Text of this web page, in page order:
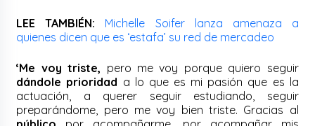
LEE TAMBIÉN: Michelle Soifer lanza amenaza a
quienes dicen que es ‘estafa’ su red de mercadeo
‘Me voy triste, pero me voy porque quiero seguir
dándole prioridad a lo que es mi pasión que es la
actuación, a querer seguir estudiando, seguir
preparándome, pero me voy bien triste. Gracias al